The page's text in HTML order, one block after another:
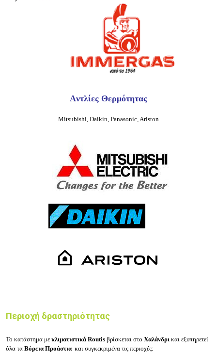
Aντλίες Θερμότητας
Mitsubishi, Daikin, Panasonic, Ariston
Περιοχή δραστηριότητας
Το κατάστημα με κλιματιστικά Routis βρίσκεται στο Χαλάνδρι και εξυπηρετεί
όλα τα Βόρεια Προάστια και συγκεκριμένα τις περιοχές: